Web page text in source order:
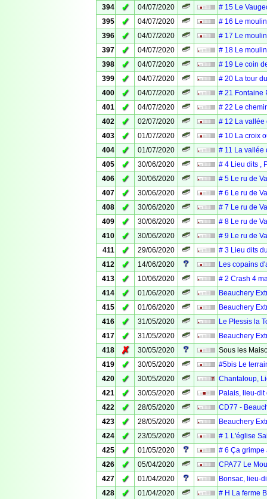
394
✓ 04/07/2020
# 15 Le
395
✓ 04/07/2020
# 16 Le
396
✓ 04/07/2020
# 17 Le
397
✓ 04/07/2020
# 18 Le
398
✓ 04/07/2020
# 19 Le coin
399
✓ 04/07/2020
# 20 La tour
400
✓ 04/07/2020
# 21 Fontaine
401
✓ 04/07/2020
# 22 Le
402
✓ 02/07/2020
# 12 La vallée
403
✓ 01/07/2020
# 10 La croix
404
✓ 01/07/2020
# 11 La vallée
405
✓ 30/06/2020
# 4 Lieu dits ,
406
✓ 30/06/2020
# 5 Le ru de
407
✓ 30/06/2020
# 6 Le ru de
408
✓ 30/06/2020
# 7 Le ru de
409
✓ 30/06/2020
# 8 Le ru de
410
✓ 30/06/2020
# 9 Le ru de
411
✓ 29/06/2020
# 3 Lieu dits
412
✓ 14/06/2020
Les copains
413
✓ 10/06/2020
# 2 Crash 4
414
✓ 01/06/2020
Beauchery
415
✓ 01/06/2020
Beauchery
416
✓ 31/05/2020
Le Plessis la
417
✓ 31/05/2020
Beauchery
418
✗ 30/05/2020
Sous les
419
✓ 30/05/2020
#5bis Le
420
✓ 30/05/2020
Chantaloup,
421
✓ 30/05/2020
Palais, lieu-
422
✓ 28/05/2020
CD77 -
423
✓ 28/05/2020
Beauchery
424
✓ 23/05/2020
# 1 L'église
425
✓ 01/05/2020
# 6 Ça grimpe
426
✓ 05/04/2020
CPA77 Le
427
✓ 01/04/2020
Bonsac, lieu-
428
✓ 01/04/2020 # H La ferme